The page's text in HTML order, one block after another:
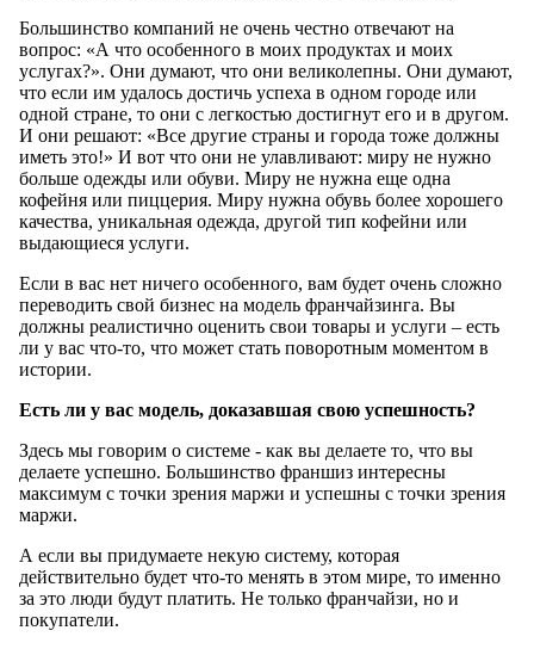
Большинство компаний не очень честно отвечают на
вопрос: «А что особенного в моих продуктах и моих
услугах?». Они думают, что они великолепны. Они думают,
что если им удалось достичь успеха в одном городе или
одной стране, то они с легкостью достигнут его и в другом.
И они решают: «Все другие страны и города тоже должны
иметь это!» И вот что они не улавливают: миру не нужно
больше одежды или обуви. Миру не нужна еще одна
кофейня или пиццерия. Миру нужна обувь более хорошего
качества, уникальная одежда, другой тип кофейни или
выдающиеся услуги.
Если в вас нет ничего особенного, вам будет очень сложно
переводить свой бизнес на модель франчайзинга. Вы
должны реалистично оценить свои товары и услуги – есть
ли у вас что-то, что может стать поворотным моментом в
истории.
Есть ли у вас модель, доказавшая свою успешность?
Здесь мы говорим о системе - как вы делаете то, что вы
делаете успешно. Большинство франшиз интересны
максимум с точки зрения маржи и успешны с точки зрения
маржи.
А если вы придумаете некую систему, которая
действительно будет что-то менять в этом мире, то именно
за это люди будут платить. Не только франчайзи, но и
покупатели.